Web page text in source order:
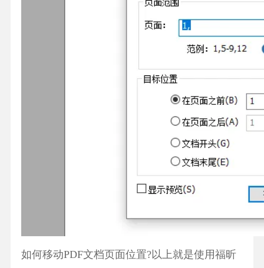
如何移动PDF文档页面位置?以上就是使用福昕